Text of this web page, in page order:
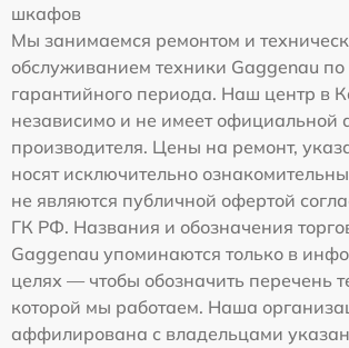
шкафов
Мы занимаемся ремонтом и
обслуживанием техники Gaggenau по
гарантийного периода. Наш центр в
независимо и не имеет официальной
производителя. Цены на ремонт,
носят исключительно
не являются публичной офертой
ГК РФ. Названия и обозначения
Gaggenau упоминаются только в
целях — чтобы обозначить перечень
которой мы работаем. Наша
аффилирована с владельцами